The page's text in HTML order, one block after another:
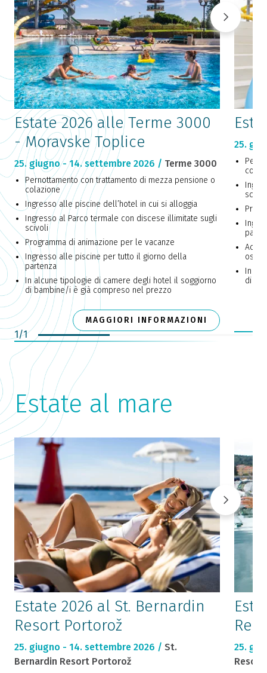
Estate 2026 alle Terme 3000
- Moravske Toplice
25. giugno - 14. settembre 2026 / Terme 3000
Pernottamento con trattamento di mezza pensione o
colazione
Ingresso alle piscine dell’hotel in cui si alloggia
Ingresso al Parco termale con discese illimitate sugli
scivoli
Programma di animazione per le vacanze
Ingresso alle piscine per tutto il giorno della
partenza
In alcune tipologie di camere degli hotel il soggiorno
di bambine/i è già compreso nel prezzo
MAGGIORI INFORMAZIONI
25.
ospiti
In
di
1/1
Estate al mare
Estate 2026 al St. Bernardin
Resort Portorož
25. giugno - 14. settembre 2026 / St.
Bernardin Resort Portorož
25.
Resort